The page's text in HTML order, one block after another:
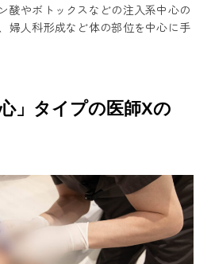
酸やボトックスなどの注入系中心の
婦人科形成など体の部位を中心に手
心」タイプの医師Xの